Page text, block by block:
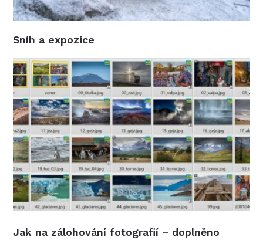
Sníh a expozice
Jak na zálohování fotografií – doplněno